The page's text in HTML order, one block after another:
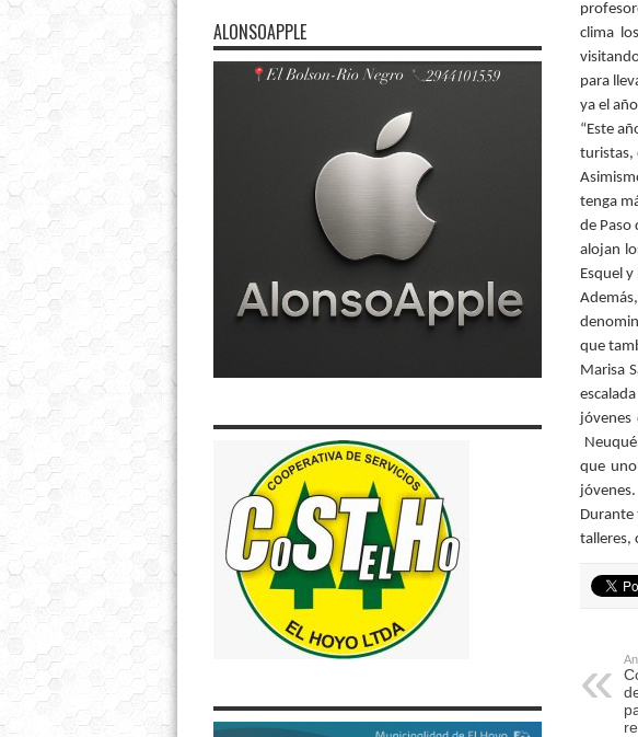
clima
para
ya el
“Este
turistas,
tenga
de Paso
alojan
Esquel
que
Marisa
jóvenes
que
jóvenes.
Durante
talleres,
ALONSOAPPLE